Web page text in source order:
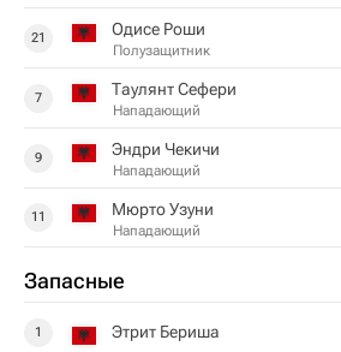
21 Одисе Роши
Полузащитник
7 Таулянт Сефери
Нападающий
9 Эндри Чекичи
Нападающий
11 Мюрто Узуни
Нападающий
Запасные
1 Этрит Бериша